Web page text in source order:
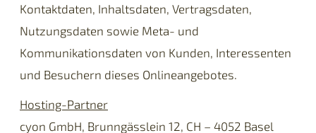
Kontaktdaten, Inhaltsdaten, Vertragsdaten,
Nutzungsdaten sowie Meta- und
Kommunikationsdaten von Kunden, Interessenten
und Besuchern dieses Onlineangebotes.
Hosting-Partner
cyon GmbH, Brunngässlein 12, CH – 4052 Basel